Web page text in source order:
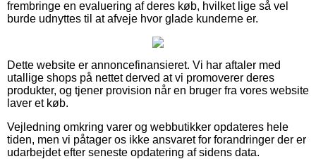
frembringe en evaluering af deres køb, hvilket lige så vel
burde udnyttes til at afveje hvor glade kunderne er.
Dette website er annoncefinansieret. Vi har aftaler med
utallige shops på nettet derved at vi promoverer deres
produkter, og tjener provision når en bruger fra vores website
laver et køb.
Vejledning omkring varer og webbutikker opdateres hele
tiden, men vi påtager os ikke ansvaret for forandringer der er
udarbejdet efter seneste opdatering af sidens data.